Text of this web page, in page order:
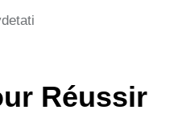
Réussir